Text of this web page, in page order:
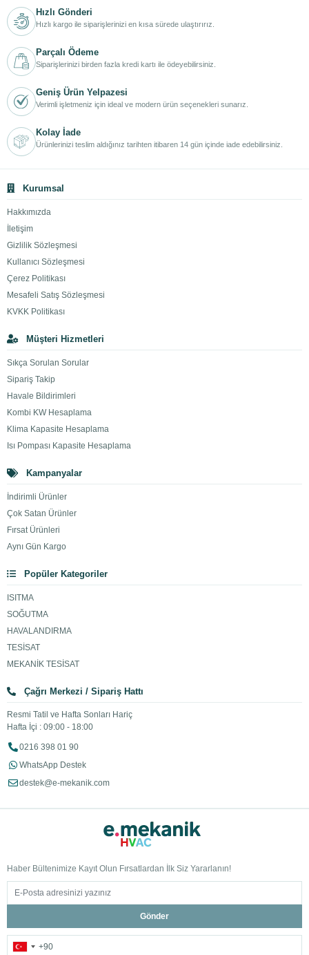
Hızlı Gönderi
Hızlı kargo ile siparişlerinizi en kısa sürede ulaştırırız.
Parçalı Ödeme
Siparişlerinizi birden fazla kredi kartı ile ödeyebilirsiniz.
Geniş Ürün Yelpazesi
Verimli işletmeniz için ideal ve modern ürün seçenekleri sunarız.
Kolay İade
Ürünlerinizi teslim aldığınız tarihten itibaren 14 gün içinde iade edebilirsiniz.
Kurumsal
Hakkımızda
İletişim
Gizlilik Sözleşmesi
Kullanıcı Sözleşmesi
Çerez Politikası
Mesafeli Satış Sözleşmesi
KVKK Politikası
Müşteri Hizmetleri
Sıkça Sorulan Sorular
Sipariş Takip
Havale Bildirimleri
Kombi KW Hesaplama
Klima Kapasite Hesaplama
Isı Pompası Kapasite Hesaplama
Kampanyalar
İndirimli Ürünler
Çok Satan Ürünler
Fırsat Ürünleri
Aynı Gün Kargo
Popüler Kategoriler
ISITMA
SOĞUTMA
HAVALANDIRMA
TESİSAT
MEKANİK TESİSAT
Çağrı Merkezi / Sipariş Hattı
Resmi Tatil ve Hafta Sonları Hariç
Hafta İçi : 09:00 - 18:00
0216 398 01 90
WhatsApp Destek
destek@e-mekanik.com
Haber Bültenimize Kayıt Olun Fırsatlardan İlk Siz Yararlanın!
Gönder